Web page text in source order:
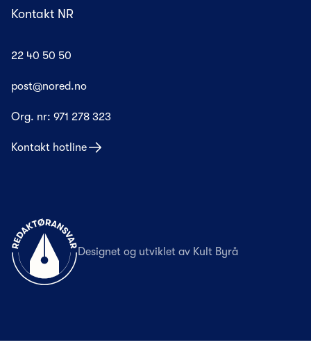
Kontakt NR
22 40 50 50
post@nored.no
Org. nr: 971 278 323
Kontakt hotline
Til forsiden
Designet og utviklet av Kult Byrå